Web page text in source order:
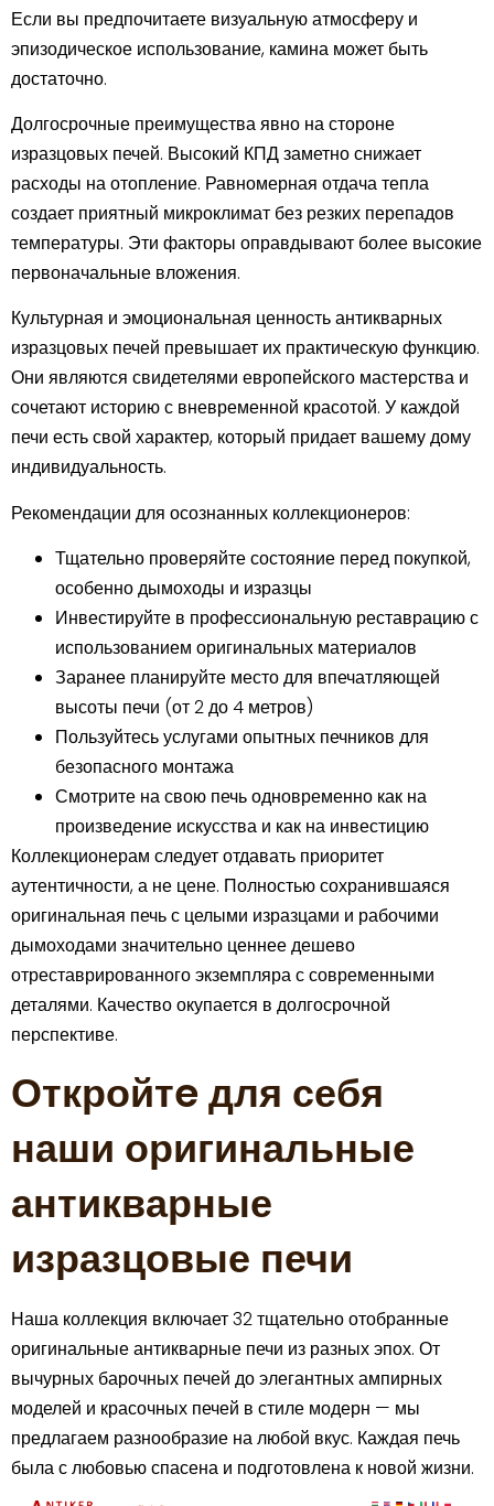
Если вы предпочитаете визуальную атмосферу и
эпизодическое использование, камина может быть
достаточно.
Долгосрочные преимущества явно на стороне
изразцовых печей. Высокий КПД заметно снижает
расходы на отопление. Равномерная отдача тепла
создает приятный микроклимат без резких перепадов
температуры. Эти факторы оправдывают более высокие
первоначальные вложения.
Культурная и эмоциональная ценность антикварных
изразцовых печей превышает их практическую функцию.
Они являются свидетелями европейского мастерства и
сочетают историю с вневременной красотой. У каждой
печи есть свой характер, который придает вашему дому
индивидуальность.
Рекомендации для осознанных коллекционеров:
Тщательно проверяйте состояние перед покупкой,
особенно дымоходы и изразцы
Инвестируйте в профессиональную реставрацию с
использованием оригинальных материалов
Заранее планируйте место для впечатляющей
высоты печи (от 2 до 4 метров)
Пользуйтесь услугами опытных печников для
безопасного монтажа
Смотрите на свою печь одновременно как на
произведение искусства и как на инвестицию
Коллекционерам следует отдавать приоритет
аутентичности, а не цене. Полностью сохранившаяся
оригинальная печь с целыми изразцами и рабочими
дымоходами значительно ценнее дешево
отреставрированного экземпляра с современными
деталями. Качество окупается в долгосрочной
перспективе.
Откройтe для себя
наши оригинальные
антикварные
изразцовые печи
Наша коллекция включает 32 тщательно отобранные
оригинальные антикварные печи из разных эпох. От
вычурных барочных печей до элегантных ампирных
моделей и красочных печей в стиле модерн — мы
предлагаем разнообразие на любой вкус. Каждая печь
была с любовью спасена и подготовлена к новой жизни.